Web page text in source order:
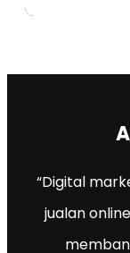
“Digital
jualan